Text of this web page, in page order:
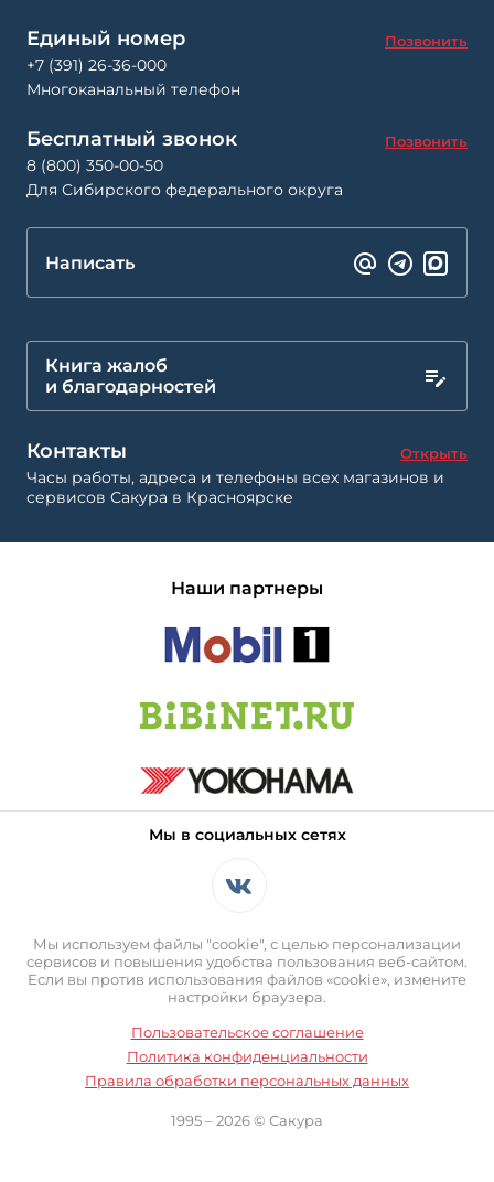
Единый номер Позвонить
+7 (391) 26-36-000
Многоканальный телефон
Бесплатный звонок Позвонить
8 (800) 350-00-50
Для Сибирского федерального округа
Написать
Книга жалоб
и благодарностей
Контакты Открыть
Часы работы, адреса и телефоны всех магазинов и
сервисов Сакура в Красноярске
Наши партнеры
Мы в социальных сетях
Мы используем файлы "cookie", с целью персонализации
сервисов и повышения удобства пользования веб-сайтом.
Если вы против использования файлов «cookie», измените
настройки браузера.
Пользовательское соглашение
Политика конфиденциальности
Правила обработки персональных данных
1995 – 2026 © Сакура